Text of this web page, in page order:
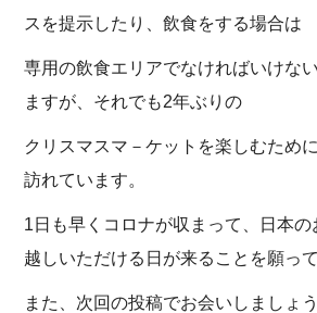
スを提示したり、飲食をする場合は
専用の飲食エリアでなければいけな
ますが、それでも2年ぶりの
クリスマスマ－ケットを楽しむため
訪れています。
1日も早くコロナが収まって、日本
越しいただける日が来ることを願って
また、次回の投稿でお会いしましょう